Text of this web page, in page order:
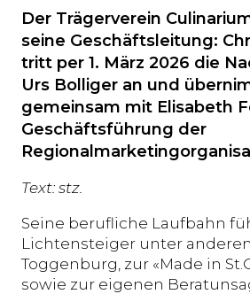
Der Trägerverein
seine Geschäftsleitung:
tritt per 1. März 2026 die
Urs Bolliger an und
gemeinsam mit Elisabeth
Geschäftsführung der
Text: stz.
Seine berufliche Laufbahn
Lichtensteiger unter
Toggenburg, zur «Made in
sowie zur eigenen